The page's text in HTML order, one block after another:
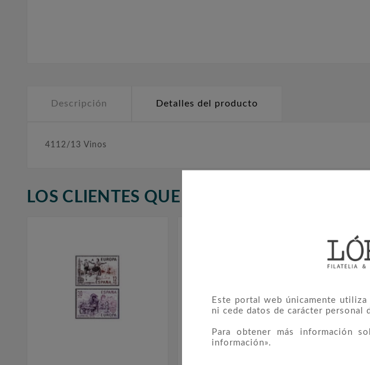
Este portal web únicamente
ni cede datos de carácter
Para obtener más información
información».
Descripción Detalles del producto
4112/13 Vinos
LOS CLIENTES QUE ADQUIRIERON ESTE